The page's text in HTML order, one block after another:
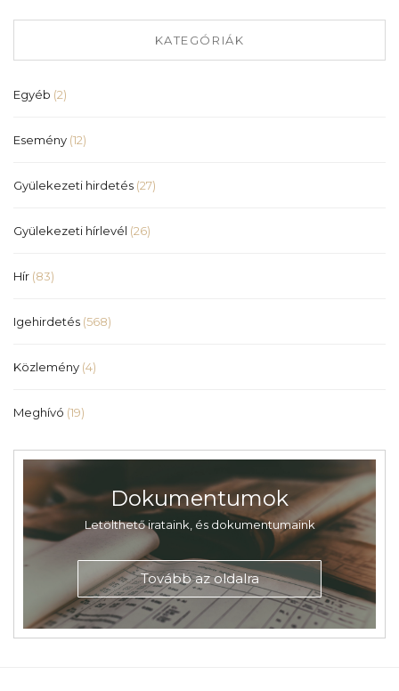
KATEGÓRIÁK
Egyéb (2)
Esemény (12)
Gyülekezeti hirdetés (27)
Gyülekezeti hírlevél (26)
Hír (83)
Igehirdetés (568)
Közlemény (4)
Meghívó (19)
Dokumentumok
Letölthető irataink, és dokumentumaink
Tovább az oldalra